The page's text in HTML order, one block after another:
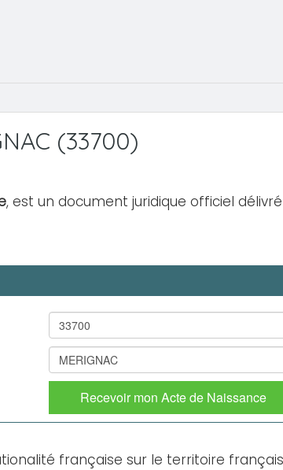
(33700)
, est un document juridique officiel délivré
Recevoir mon Acte de Naissance
française sur le territoire